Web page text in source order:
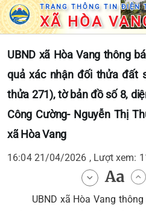
TRANG THÔNG TIN ĐIỆN
XÃ HÒA
UBND xã Hòa Vang thông
quả xác nhận đối thửa đất
thửa 271), tờ bản đồ số 8,
Công Cường- Nguyễn Thị
xã Hòa Vang
16:04 21/04/2026 , Lượt xem:
UBND xã Hòa Vang thông